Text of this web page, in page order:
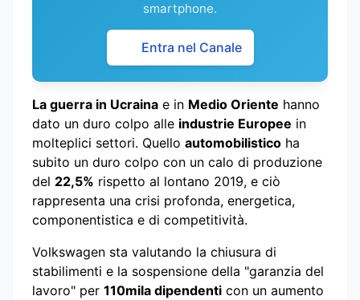
smartphone.
Entra nel Canale
La guerra in Ucraina e in Medio Oriente hanno
dato un duro colpo alle industrie Europee in
molteplici settori. Quello automobilistico ha
subito un duro colpo con un calo di produzione
del 22,5% rispetto al lontano 2019, e ciò
rappresenta una crisi profonda, energetica,
componentistica e di competitività.
Volkswagen sta valutando la chiusura di
stabilimenti e la sospensione della "garanzia del
lavoro" per 110mila dipendenti con un aumento